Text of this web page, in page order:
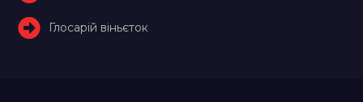
Глосарій віньєток